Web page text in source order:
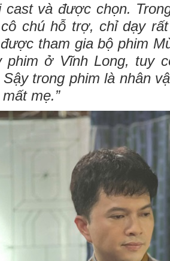
cast và được chọn.
chú hỗ trợ, chỉ dạy
tham gia bộ phim
phim ở Vĩnh Long, tuy
trong phim là nhân
mẹ.”